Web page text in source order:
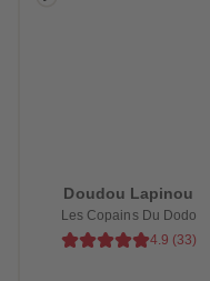
Doudou Lapinou
Les Copains Du Dodo
4.9 (33)